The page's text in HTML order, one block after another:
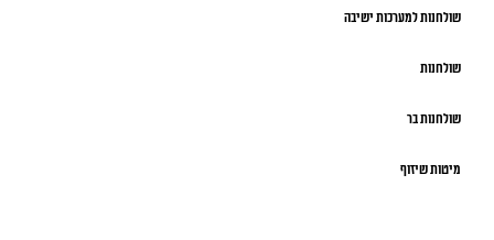
שולחנות למערכות ישיבה
שולחנות
שולחנות בר
מיטות שיזוף